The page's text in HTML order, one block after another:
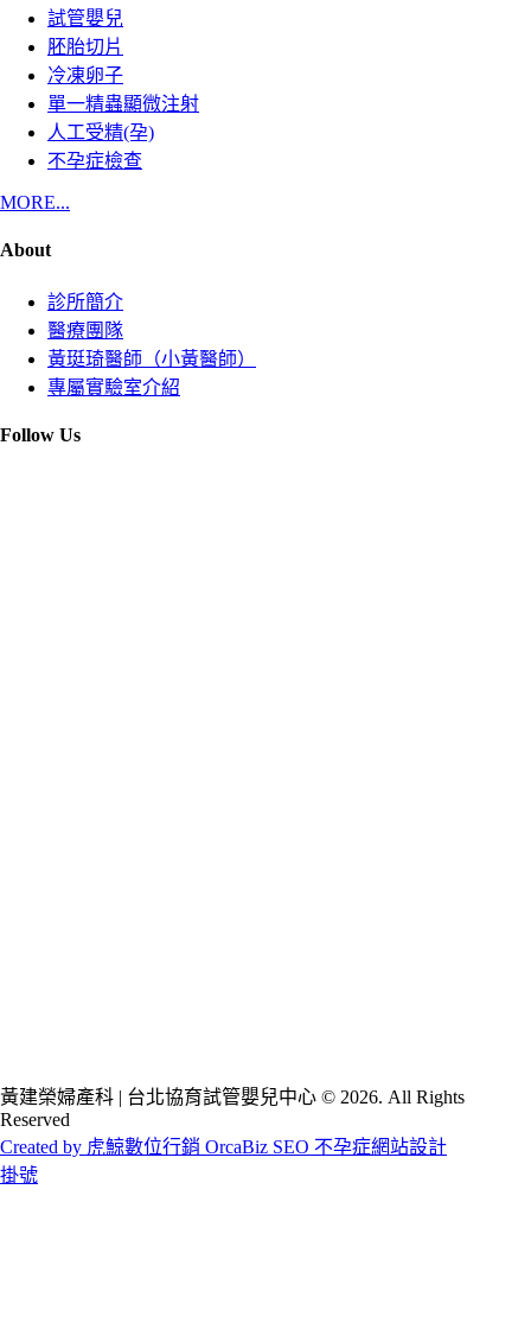
試管嬰兒
胚胎切片
冷凍卵子
單一精蟲顯微注射
人工受精(孕)
不孕症檢查
MORE...
About
診所簡介
醫療團隊
黃珽琦醫師（小黃醫師）
專屬實驗室介紹
Follow Us
黃建榮婦產科 | 台北協育試管嬰兒中心 © 2026. All Rights
Reserved
Created by 虎鯨數位行銷 OrcaBiz SEO 不孕症網站設計
掛號